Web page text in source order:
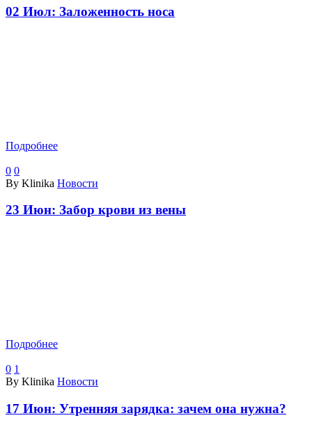
02 Июл: Заложенность носа
Подробнее
0 0
By Klinika Новости
23 Июн: Забор крови из вены
Подробнее
0 1
By Klinika Новости
17 Июн: Утренняя зарядка: зачем она нужна?